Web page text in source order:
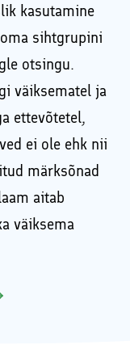
kasutamine
sihtgrupini
otsingu.
väiksematel ja
ettevõtetel,
ei ole ehk nii
märksõnad
aitab
väiksema